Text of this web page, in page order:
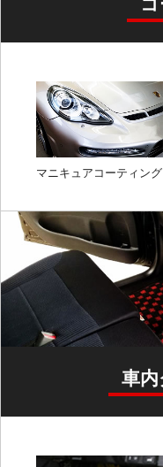
マニキュアコーティング
車